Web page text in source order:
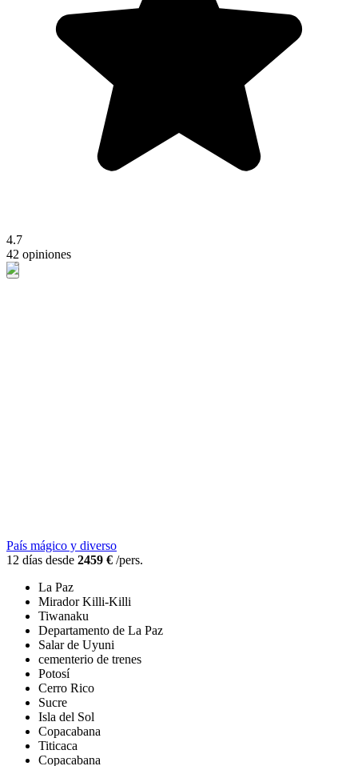
4.7
42 opiniones
País mágico y diverso
12 días desde 2459 € /pers.
La Paz
Mirador Killi-Killi
Tiwanaku
Departamento de La Paz
Salar de Uyuni
cementerio de trenes
Potosí
Cerro Rico
Sucre
Isla del Sol
Copacabana
Titicaca
Copacabana